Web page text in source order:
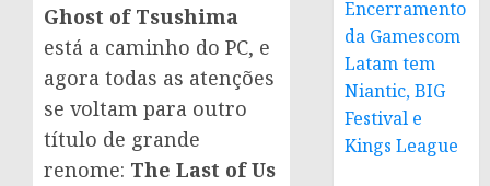
Ghost of Tsushima
está a caminho do PC, e
agora todas as atenções
se voltam para outro
título de grande
renome: The Last of Us
Encerramento
da Gamescom
Latam tem
Niantic, BIG
Festival e
Kings League